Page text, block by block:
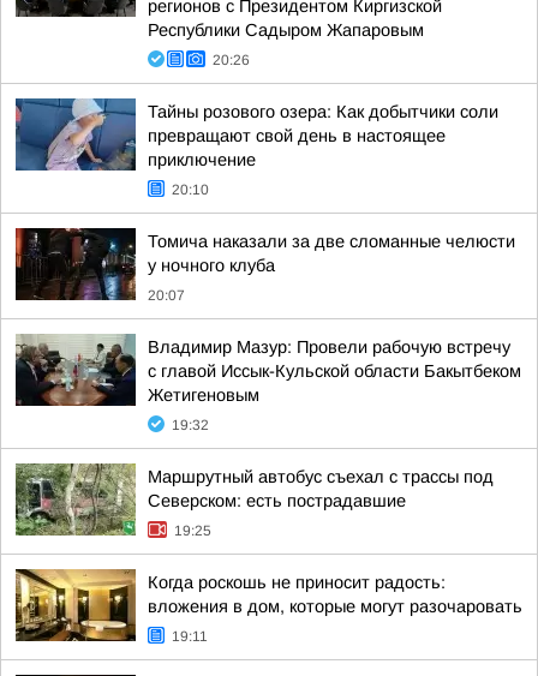
регионов с Президентом Киргизской
Республики Садыром Жапаровым
20:26
Тайны розового озера: Как добытчики соли
превращают свой день в настоящее
приключение
20:10
Томича наказали за две сломанные челюсти
у ночного клуба
20:07
Владимир Мазур: Провели рабочую встречу
с главой Иссык-Кульской области Бакытбеком
Жетигеновым
19:32
Маршрутный автобус съехал с трассы под
Северском: есть пострадавшие
19:25
Когда роскошь не приносит радость:
вложения в дом, которые могут разочаровать
19:11